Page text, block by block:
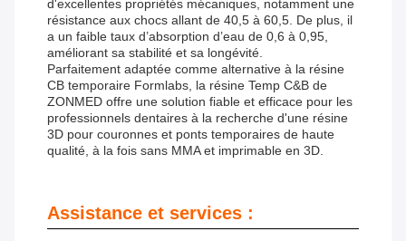
d'excellentes propriétés mécaniques, notamment une
résistance aux chocs allant de 40,5 à 60,5. De plus, il
a un faible taux d’absorption d’eau de 0,6 à 0,95,
améliorant sa stabilité et sa longévité.
Parfaitement adaptée comme alternative à la résine
CB temporaire Formlabs, la résine Temp C&B de
ZONMED offre une solution fiable et efficace pour les
professionnels dentaires à la recherche d'une résine
3D pour couronnes et ponts temporaires de haute
qualité, à la fois sans MMA et imprimable en 3D.
Assistance et services :